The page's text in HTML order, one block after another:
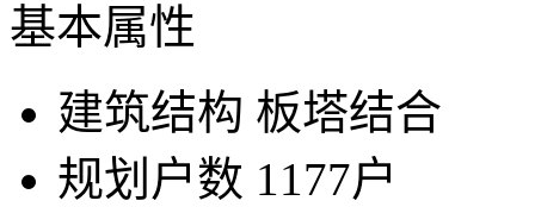
基本属性
建筑结构 板塔结合
规划户数 1177户